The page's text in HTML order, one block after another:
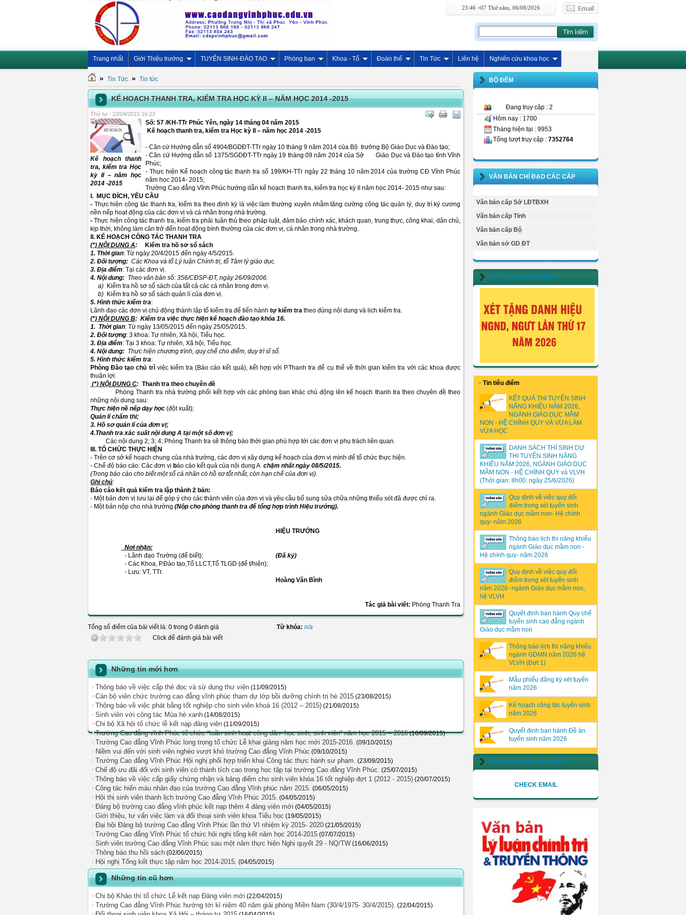
23:46 +07 Thứ năm, 06/08/2026
Trang nhất Giới Thiệu trường TUYỂN SINH-ĐÀO TẠO Phòng ban Khoa - Tổ Đoàn thể Tin Tức Liên hệ Nghiên cứu khoa học
» Tin Tức » Tin tức
KẾ HOẠCH THANH TRA, KIỂM TRA HỌC KỲ II – NĂM HỌC 2014 -2015
Thứ tư - 22/04/2015 16:23
Kế hoạch thanh
tra, kiểm tra Học
kỳ II – năm học
2014 -2015
Số: 57 /KH-TTr Phúc Yên, ngày 14 tháng 04 năm 2015
Kế hoạch thanh tra, kiểm tra Học kỳ II – năm học 2014 -2015
- Căn cứ Hướng dẫn số 4904/BGDĐT-TTr ngày 10 tháng 9 năm 2014 của Bộ trưởng Bộ Giáo Dục và Đào tạo;
- Căn cứ Hướng dẫn số 1375/SGDĐT-TTr ngày 19 tháng 09 năm 2014 của Sở Giáo Dục và Đào tạo tỉnh Vĩnh
Phúc;
- Thực hiện Kế hoạch công tác thanh tra số 199/KH-TTr ngày 22 tháng 10 năm 2014 của trường CĐ Vĩnh Phúc
năm học 2014- 2015;
Trường Cao đẳng Vĩnh Phúc hướng dẫn kế hoạch thanh tra, kiểm tra học kỳ II năm học 2014- 2015 như sau:
I. MỤC ĐÍCH, YÊU CẦU
- Thực hiện công tác thanh tra, kiểm tra theo định kỳ là việc làm thường xuyên nhằm tăng cường công tác quản lý, duy trì kỷ cương
nền nếp hoạt động của các đơn vị và cá nhân trong nhà trường.
-Thực hiện công tác thanh tra, kiểm tra phải tuân thủ theo pháp luật, đảm bảo chính xác, khách quan, trung thực, công khai, dân chủ,
kịp thời, không làm cản trở đến hoạt động bình thường của các đơn vị, cá nhân trong nhà trường.
II. KẾ HOẠCH CÔNG TÁC THANH TRA
(*) NỘI DUNG A:
Kiểm tra hồ sơ sổ sách
1. Thời gian: Từ ngày 20/4/2015 đến ngày 4/5/2015.
2. Đối tượng: Các Khoa và tổ Lý luận Chính trị, tổ Tâm lý giáo dục.
3. Địa điểm: Tại các đơn vị.
4. Nội dung: Theo văn bản số: 356/CĐSP-ĐT, ngày 26/09/2006.
a) Kiểm tra hồ sơ sổ sách của tất cả các cá nhân trong đơn vị.
b) Kiểm tra hồ sơ sổ sách quản lí của đơn vị.
5. Hình thức kiểm tra:
Lãnh đạo các đơn vị chủ động thành lập tổ kiểm tra để tiến hành tự kiểm tra theo đúng nội dung và lịch kiểm tra.
(*) NỘI DUNG B: Kiểm tra việc thực hiện kế hoạch đào tạo khóa 16.
1. Thời gian: Từ ngày 13/05/2015 đến ngày 25/05/2015.
2. Đối tượng: 3 khoa: Tự nhiên, Xã hội, Tiểu học.
3. Địa điểm: Tại 3 khoa: Tự nhiên, Xã hội, Tiểu học.
4. Nội dung: Thực hiện chương trình, quy chế cho điểm, duy trì sĩ số.
5. Hình thức kiểm tra:
Phòng Đào tạo chủ trìviệc kiểm tra (Báo cáo kết quả), kết hợp với P.Thanh tra để cụ thể về thời gian kiểm tra với các khoa được
thuận lợi.
(*) NỘI DUNG C: Thanh tra theo chuyên đề
Phòng Thanh tra nhà trường phối kết hợp với các phòng ban khác chủ động lên kế hoạch thanh tra theo chuyên đề theo
những nội dung sau:
Thực hiện nề nếp dạy học (đột xuất);
Quản lí chấm thi;
3. Hồ sơ quản lí của đơn vị;
4.Thanh tra xác suất nội dung A tại một số đơn vị;
Các nội dung 2; 3; 4; Phòng Thanh tra sẽ thông báo thời gian phù hợp tới các đơn vị phụ trách liên quan.
III. TỔ CHỨC THỰC HIỆN
- Trên cơ sở kế hoạch chung của nhà trường, các đơn vị xây dựng kế hoạch của đơn vị mình để tổ chức thực hiện.
- Chế độ báo cáo: Các đơn vị báo cáo kết quả của nội dung A chậm nhất ngày 08/5/2015.
(Trong báo cáo cho biết một số cá nhân có hồ sơ tốt nhất, còn hạn chế của đơn vị).
Ghi chú:
Báo cáo kết quả kiểm tra lập thành 2 bản:
- Một bản đơn vị lưu lại để góp ý cho các thành viên của đơn vị và yêu cầu bổ sung sửa chữa những thiếu sót đã được chỉ ra.
- Một bản nộp cho nhà trường (Nộp cho phòng thanh tra để tổng hợp trình Hiệu trưởng).
Nơi nhận:
- Lãnh đạo Trường (để biết);
- Các Khoa, P.Đào tạo,Tổ LLCT,Tổ TLGD (để t/hiện);
- Lưu: VT, TTr.
HIỆU TRƯỞNG
(Đã ký)
Hoàng Văn Bình
Tác giả bài viết: Phòng Thanh Tra
Tổng số điểm của bài viết là: 0 trong 0 đánh giá
Click để đánh giá bài viết
Từ khóa: n/a
Những tin mới hơn
Thông báo về việc cấp thẻ đọc và sử dụng thư viện (11/09/2015)
Cán bộ viên chức trường cao đẳng vĩnh phúc tham dự lớp bồi dưỡng chính trị hè 2015 (23/08/2015)
Thông báo về việc phát bằng tốt nghiệp cho sinh viên khoá 16 (2012 – 2015) (21/08/2015)
Sinh viên với công tác Mùa hè xanh (14/08/2015)
Chi bộ Xã hội tổ chức lễ kết nạp đảng viên (11/09/2015)
Trường Cao đẳng vĩnh Phúc tổ chức “tuần sinh hoạt công dân- học sinh, sinh viên” năm học 2015 – 2016 (16/09/2015)
Trường Cao đẳng Vĩnh Phúc long trọng tổ chức Lễ khai giảng năm học mới 2015-2016. (09/10/2015)
Niềm vui đến với sinh viên nghèo vượt khó trường Cao đẳng Vĩnh Phúc (09/10/2015)
Trường Cao đẳng Vĩnh Phúc Hội nghị phối hợp triển khai Công tác thực hành sư phạm. (23/09/2015)
Chế độ ưu đãi đối với sinh viên có thành tích cao trong học tập tại trường Cao đẳng Vĩnh Phúc. (25/07/2015)
Thông báo về việc cấp giấy chứng nhận và bảng điểm cho sinh viên khóa 16 tốt nghiệp đợt 1 (2012 - 2015) (20/07/2015)
Công tác hiến máu nhân đạo của trường Cao đẳng Vĩnh phúc năm 2015. (06/05/2015)
Hội thi sinh viên thanh lịch trường Cao đẳng Vĩnh Phúc 2015. (04/05/2015)
Đảng bộ trường cao đẳng vĩnh phúc kết nạp thêm 4 đảng viên mới (04/05/2015)
Giới thiệu, tư vấn việc làm và đối thoại sinh viên khoa Tiểu học (19/05/2015)
Đại hội Đảng bộ trường Cao đẳng Vĩnh Phúc lần thứ VI nhiệm kỳ 2015- 2020 (21/05/2015)
Trường Cao đẳng Vĩnh Phúc tổ chức hội nghị tổng kết năm học 2014-2015 (07/07/2015)
Sinh viên trường Cao đẳng Vĩnh Phúc sau một năm thực hiện Nghị quyết 29 - NQ/TW (16/06/2015)
Thông báo thu hồi sách (02/06/2015)
Hội nghị Tổng kết thực tập năm học 2014-2015. (04/05/2015)
Những tin cũ hơn
Chi bộ Khảo thí tổ chức Lễ kết nạp Đảng viên mới (22/04/2015)
Trường Cao đẳng Vĩnh Phúc hướng tới kỉ niệm 40 năm giải phóng Miền Nam (30/4/1975- 30/4/2015). (22/04/2015)
BỘ ĐẾM
Đang truy cập : 2
Hôm nay : 1700
Tháng hiện tại : 9953
Tổng lượt truy cập : 7352764
VĂN BẢN CHỈ ĐẠO CÁC CẤP
Văn bản cấp Sở LĐTBXH
Văn bản cấp Tỉnh
Văn bản cấp Bộ
Văn bản sở GD ĐT
XÉT TẶNG DANH HIỆU
• Tin tiêu điểm
KẾT QUẢ THI TUYỂN SINH
NĂNG KHIẾU NĂM 2026,
NGÀNH GIÁO DỤC MẦM
NON - HỆ CHÍNH QUY VÀ VỪA LÀM
VỪA HỌC
DANH SÁCH THÍ SINH DỰ
THI TUYỂN SINH NĂNG
KHIẾU NĂM 2026, NGÀNH GIÁO DỤC
MẦM NON - HỆ CHÍNH QUY và VLVH
(Thời gian: 8h00, ngày 25/6/2026)
Quy định về việc quy đổi
điểm trong xét tuyển sinh
ngành Giáo dục mầm non- Hệ chính
quy- năm 2026
Thông báo lịch thi năng khiếu
ngành Giáo dục mầm non -
Hệ chính quy- năm 2026
Quy định về việc quy đổi
điểm trong xét tuyển sinh
năm 2026- ngành Giáo dục mầm non,
hệ VLVH
Quyết định ban hành Quy chế
tuyển sinh cao đẳng ngành
Giáo dục mầm non
Thông báo lịch thi năng khiếu
ngành GDMN năm 2026 hệ
VLVH (Đợt 1)
Mẫu phiếu đăng ký xét tuyển
năm 2026
Kế hoạch công tác tuyển sinh
năm 2026
Quyết định ban hành Đề án
tuyển sinh năm 2026
HÒM THƯ ĐIỆN TỬ EMAIL
CHECK EMAIL